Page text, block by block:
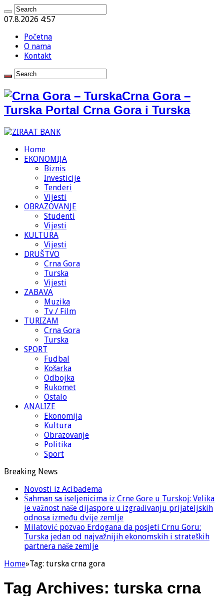
07.8.2026 4:57
Početna
O nama
Kontakt
Crna Gora –
Turska Portal Crna Gora i Turska
Home
EKONOMIJA
Biznis
Investicije
Tenderi
Vijesti
OBRAZOVANJE
Studenti
Vijesti
KULTURA
Vijesti
DRUŠTVO
Crna Gora
Turska
Vijesti
ZABAVA
Muzika
Tv / Film
TURIZAM
Crna Gora
Turska
SPORT
Fudbal
Košarka
Odbojka
Rukomet
Ostalo
ANALIZE
Ekonomija
Kultura
Obrazovanje
Politika
Sport
Breaking News
Novosti iz Acibadema
Šahman sa iseljenicima iz Crne Gore u Turskoj: Velika
je važnost naše dijaspore u izgrađivanju prijateljskih
odnosa između dvije zemlje
Milatović pozvao Erdogana da posjeti Crnu Goru:
Turska jedan od najvažnijih ekonomskih i strateških
partnera naše zemlje
Home»Tag: turska crna gora
Tag Archives: turska crna